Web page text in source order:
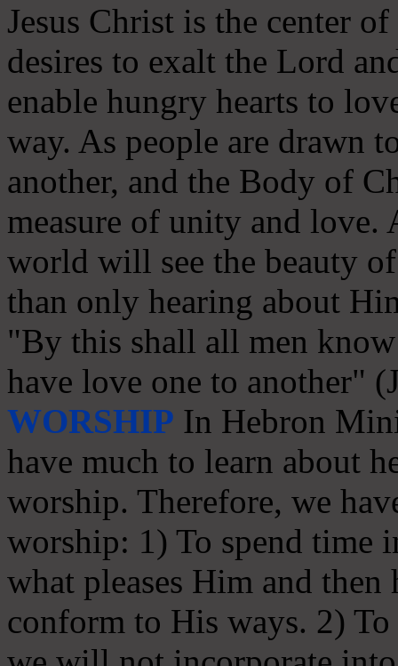
Jesus Christ is the center
desires to exalt the Lord
enable hungry hearts to
way. As people are drawn
another, and the Body of
measure of unity and love.
world will see the beauty
than only hearing about
"By this shall all men
have love one to another"
WORSHIP In Hebron
have much to learn about
worship. Therefore, we
worship: 1) To spend time
what pleases Him and
conform to His ways. 2)